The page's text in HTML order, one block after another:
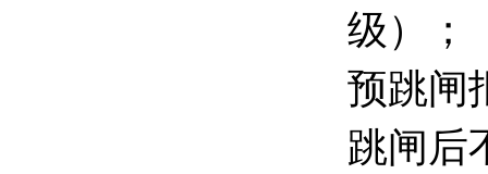
级）；
预跳闸
跳闸后